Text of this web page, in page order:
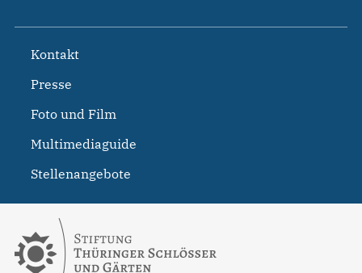
Kontakt
Presse
Foto und Film
Multimediaguide
Stellenangebote